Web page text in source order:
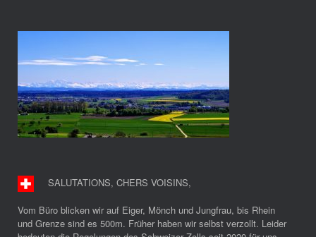
SALUTATIONS, CHERS VOISINS,
Vom Büro blicken wir auf Eiger, Mönch und Jungfrau, bis Rhein
und Grenze sind es 500m. Früher haben wir selbst verzollt. Leider